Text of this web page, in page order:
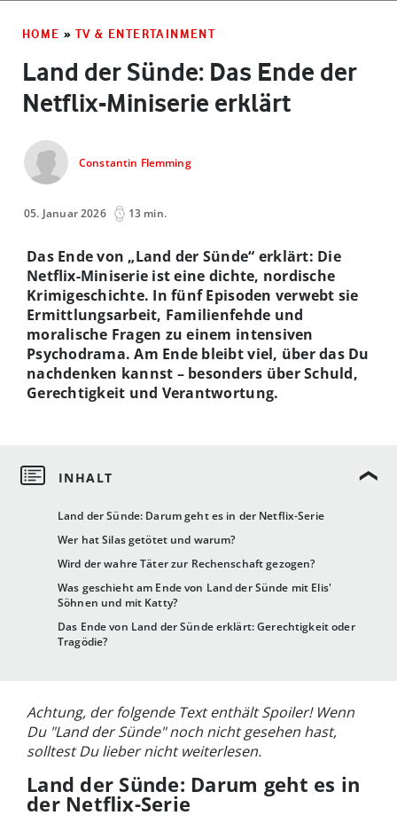
HOME » TV & ENTERTAINMENT
Land der Sünde: Das Ende der
Netflix-Miniserie erklärt
Constantin Flemming
05. Januar 2026 13 min.
Land der Sünde: Darum geht es in der Netflix-Serie
Wer hat Silas getötet und warum?
Wird der wahre Täter zur Rechenschaft gezogen?
Was geschieht am Ende von Land der Sünde mit Elis'
Söhnen und mit Katty?
Das Ende von Land der Sünde erklärt: Gerechtigkeit oder
Tragödie?
Das Ende von „Land der Sünde“ erklärt: Die
Netflix-Miniserie ist eine dichte, nordische
Krimigeschichte. In fünf Episoden verwebt sie
Ermittlungsarbeit, Familienfehde und
moralische Fragen zu einem intensiven
Psychodrama. Am Ende bleibt viel, über das Du
nachdenken kannst – besonders über Schuld,
Gerechtigkeit und Verantwortung.
Achtung, der folgende Text enthält Spoiler! Wenn
Du "Land der Sünde" noch nicht gesehen hast,
solltest Du lieber nicht weiterlesen.
Land der Sünde: Darum geht es in
der Netflix-Serie